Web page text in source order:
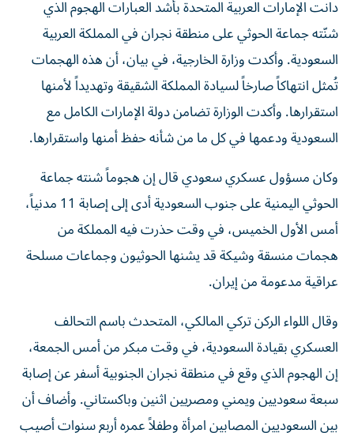
دانت الإمارات العربية المتحدة بأشد العبارات الهجوم الذي
شنّته جماعة الحوثي على منطقة نجران في المملكة العربية
السعودية. وأكدت وزارة الخارجية، في بيان، أن هذه الهجمات
تُمثل انتهاكاً صارخاً لسيادة المملكة الشقيقة وتهديداً لأمنها
استقرارها. وأكدت الوزارة تضامن دولة الإمارات الكامل مع
السعودية ودعمها في كل ما من شأنه حفظ أمنها واستقرارها.
وكان مسؤول عسكري سعودي قال إن هجوماً شنته جماعة
الحوثي اليمنية على جنوب السعودية أدى إلى إصابة 11 مدنياً، ​
أمس الأول الخميس، في وقت حذرت فيه المملكة من
هجمات منسقة وشيكة قد يشنها الحوثيون وجماعات مسلحة
عراقية ‌مدعومة من إيران.
وقال اللواء الركن ‌تركي المالكي، المتحدث باسم التحالف
العسكري بقيادة السعودية، في وقت مبكر من أمس الجمعة،
إن الهجوم الذي وقع في منطقة نجران الجنوبية أسفر عن إصابة
سبعة سعوديين ويمني ومصريين اثنين وباكستاني. وأضاف أن
بين السعوديين المصابين امرأة وطفلاً عمره أربع سنوات أصيب